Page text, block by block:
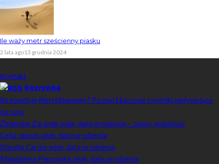
Ile waży metr sześcienny piasku
2 lata ago13 grudnia 2024
Kontakt
Rozrywka
Ile kosztuje film reklamowy? Poznaj kluczowe czynniki wpływające
na cenę
Zbigniew Zaranek wiek, data urodzenia – znany wokalista
Celia Jaunat wiek, data urodzenia
Klaudia Carlos wiek, data urodzenia
Magdalena Pieczonka wiek, data urodzenia